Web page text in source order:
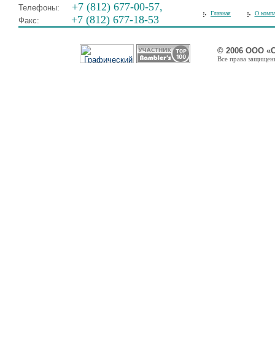
Телефоны: +7 (812) 677-00-57,
Факс: +7 (812) 677-18-53
Главная О
© 2006 ООО
Все права